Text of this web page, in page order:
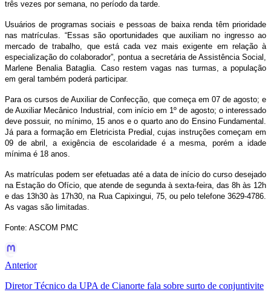
três vezes por semana, no período da tarde.
Usuários de programas sociais e pessoas de baixa renda têm prioridade
nas matrículas. “Essas são oportunidades que auxiliam no ingresso ao
mercado de trabalho, que está cada vez mais exigente em relação à
especialização do colaborador”, pontua a secretária de Assistência Social,
Marlene Benalia Bataglia. Caso restem vagas nas turmas, a população
em geral também poderá participar.
Para os cursos de Auxiliar de Confecção, que começa em 07 de agosto; e
de Auxiliar Mecânico Industrial, com início em 1º de agosto; o interessado
deve possuir, no mínimo, 15 anos e o quarto ano do Ensino Fundamental.
Já para a formação em Eletricista Predial, cujas instruções começam em
09 de abril, a exigência de escolaridade é a mesma, porém a idade
mínima é 18 anos.
As matrículas podem ser efetuadas até a data de início do curso desejado
na Estação do Ofício, que atende de segunda à sexta-feira, das 8h às 12h
e das 13h30 às 17h30, na Rua Capixingui, 75, ou pelo telefone 3629-4786.
As vagas são limitadas.
Fonte: ASCOM PMC
Anterior
Diretor Técnico da UPA de Cianorte fala sobre surto de conjuntivite